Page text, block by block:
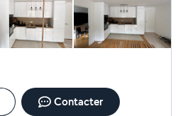
Contacter